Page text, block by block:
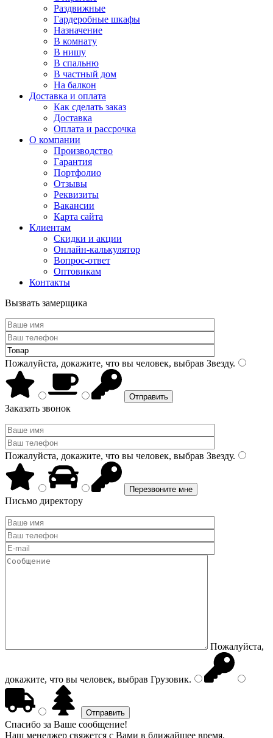
Раздвижные
Гардеробные шкафы
Назначение
В комнату
В нишу
В спальню
В частный дом
На балкон
Доставка и оплата
Как сделать заказ
Доставка
Оплата и рассрочка
О компании
Производство
Гарантия
Портфолио
Отзывы
Реквизиты
Вакансии
Карта сайта
Клиентам
Скидки и акции
Онлайн-калькулятор
Вопрос-ответ
Оптовикам
Контакты
Вызвать замерщика
Пожалуйста, докажите, что вы человек, выбрав Звезду.
Заказать звонок
Пожалуйста, докажите, что вы человек, выбрав Звезду.
Письмо директору
Пожалуйста,
докажите, что вы человек, выбрав Грузовик.
Спасибо за Ваше сообщение!
Наш менеджер свяжется с Вами в ближайшее время.